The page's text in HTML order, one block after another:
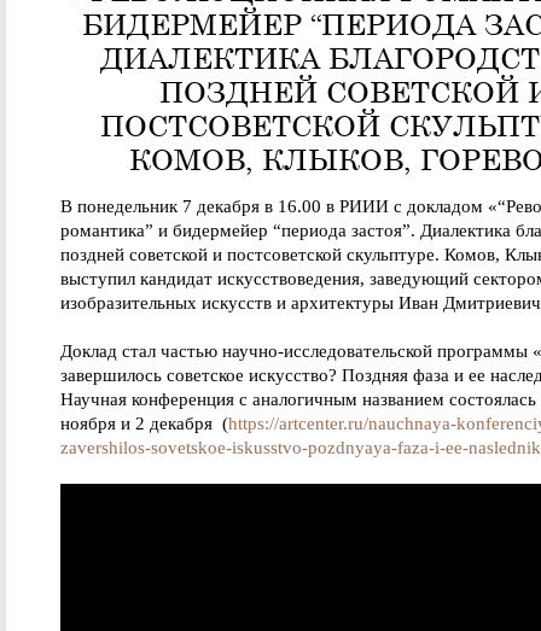
БИДЕРМЕЙЕР “ПЕРИОДА
ДИАЛЕКТИКА
ПОЗДНЕЙ СОВЕТСКОЙ
ПОСТСОВЕТСКОЙ
КОМОВ, КЛЫКОВ,
В понедельник 7 декабря в 16.00 в РИИИ с докладом
романтика” и бидермейер “периода застоя”. Диалектика
поздней советской и постсоветской скульптуре. Комов,
выступил кандидат искусствоведения, заведующий
изобразительных искусств и архитектуры Иван
Доклад стал частью научно-исследовательской программы
завершилось советское искусство? Поздняя фаза и ее
Научная конференция с аналогичным названием
ноября и 2 декабря (https://artcenter.ru/nauchnaya-
zavershilos-sovetskoe-iskusstvo-pozdnyaya-faza-i-ee-